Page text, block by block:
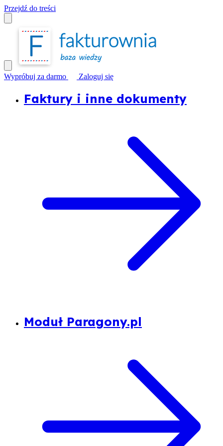
Przejdź do treści
Wypróbuj za darmo Zaloguj się
Faktury i inne dokumenty
Moduł Paragony.pl